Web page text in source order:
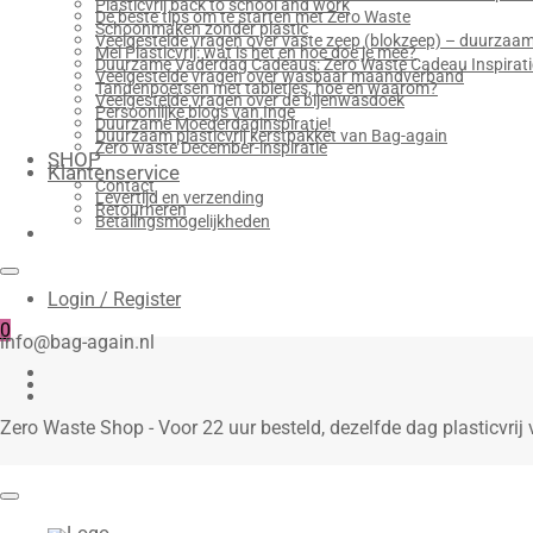
Plasticvrij back to school and work
De beste tips om te starten met Zero Waste
Schoonmaken zonder plastic
Veelgestelde vragen over vaste zeep (blokzeep) –
Mei Plasticvrij: wat is het en hoe doe je mee?
Duurzame Vaderdag Cadeaus: Zero Waste Cadeau
Veelgestelde vragen over wasbaar maandverband
Tandenpoetsen met tabletjes, hoe en waarom?
Veelgestelde vragen over de bijenwasdoek
Persoonlijke blogs van Inge
Duurzame Moederdaginspiratie!
Duurzaam plasticvrij kerstpakket van Bag-again
Zero waste December-inspiratie
SHOP
Klantenservice
Contact
Levertijd en verzending
Retourneren
Betalingsmogelijkheden
Login / Register
0
info@bag-again.nl
Zero Waste Shop - Voor 22 uur besteld, dezelfde dag